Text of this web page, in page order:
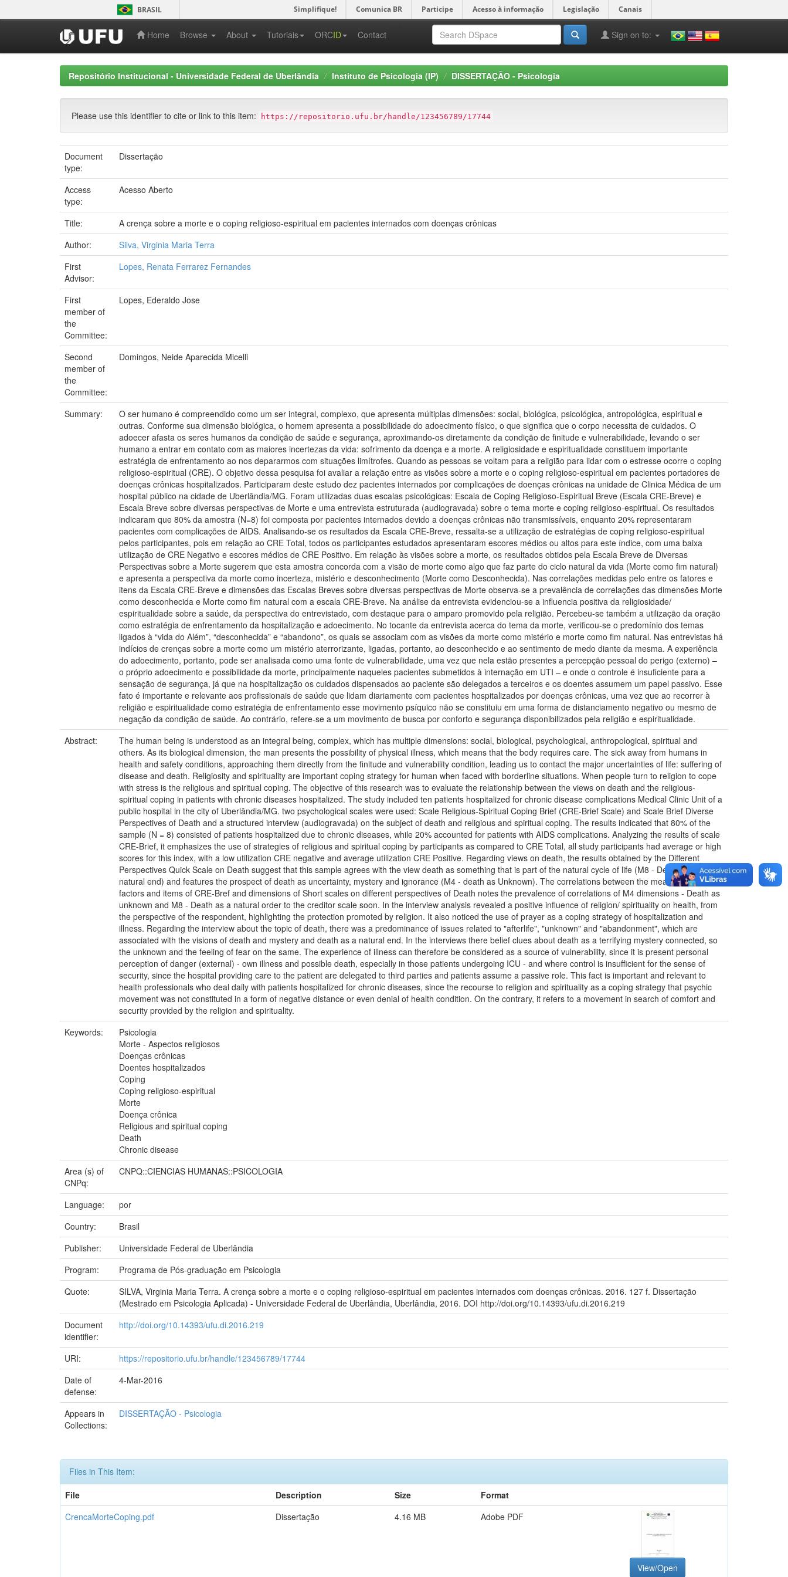
navigation
BRASIL Simplifique! Comunica BR Participe Acesso à informação Legislação Canais
Home Browse About Tutoriais ORCID Contact Sign on to:
Repositório Institucional - Universidade Federal de Uberlândia Instituto de Psicologia (IP) DISSERTAÇÃO - Psicologia
Please use this identifier to cite or link to this item: https://repositorio.ufu.br/handle/123456789/17744
Document
type:
Dissertação
Access
type:
Acesso Aberto
Title:
A crença sobre a morte e o coping religioso-espiritual em pacientes internados com doenças crônicas
Author:
Silva, Virginia Maria Terra
First
Advisor:
Lopes, Renata Ferrarez Fernandes
First
member of
the
Committee:
Lopes, Ederaldo Jose
Second
member of
the
Committee:
Domingos, Neide Aparecida Micelli
Summary:
O ser humano é compreendido como um ser integral, complexo, que apresenta múltiplas dimensões: social, biológica, psicológica, antropológica, espiritual e
outras. Conforme sua dimensão biológica, o homem apresenta a possibilidade do adoecimento físico, o que significa que o corpo necessita de cuidados. O
adoecer afasta os seres humanos da condição de saúde e segurança, aproximando-os diretamente da condição de finitude e vulnerabilidade, levando o ser
humano a entrar em contato com as maiores incertezas da vida: sofrimento da doença e a morte. A religiosidade e espiritualidade constituem importante
estratégia de enfrentamento ao nos depararmos com situações limítrofes. Quando as pessoas se voltam para a religião para lidar com o estresse ocorre o coping
religioso-espiritual (CRE). O objetivo dessa pesquisa foi avaliar a relação entre as visões sobre a morte e o coping religioso-espiritual em pacientes portadores de
doenças crônicas hospitalizados. Participaram deste estudo dez pacientes internados por complicações de doenças crônicas na unidade de Clinica Médica de um
hospital público na cidade de Uberlândia/MG. Foram utilizadas duas escalas psicológicas: Escala de Coping Religioso-Espiritual Breve (Escala CRE-Breve) e
Escala Breve sobre diversas perspectivas de Morte e uma entrevista estruturada (audiogravada) sobre o tema morte e coping religioso-espiritual. Os resultados
indicaram que 80% da amostra (N=8) foi composta por pacientes internados devido a doenças crônicas não transmissíveis, enquanto 20% representaram
pacientes com complicações de AIDS. Analisando-se os resultados da Escala CRE-Breve, ressalta-se a utilização de estratégias de coping religioso-espiritual
pelos participantes, pois em relação ao CRE Total, todos os participantes estudados apresentaram escores médios ou altos para este índice, com uma baixa
utilização de CRE Negativo e escores médios de CRE Positivo. Em relação às visões sobre a morte, os resultados obtidos pela Escala Breve de Diversas
Perspectivas sobre a Morte sugerem que esta amostra concorda com a visão de morte como algo que faz parte do ciclo natural da vida (Morte como fim natural)
e apresenta a perspectiva da morte como incerteza, mistério e desconhecimento (Morte como Desconhecida). Nas correlações medidas pelo entre os fatores e
itens da Escala CRE-Breve e dimensões das Escalas Breves sobre diversas perspectivas de Morte observa-se a prevalência de correlações das dimensões Morte
como desconhecida e Morte como fim natural com a escala CRE-Breve. Na análise da entrevista evidenciou-se a influencia positiva da religiosidade/
espiritualidade sobre a saúde, da perspectiva do entrevistado, com destaque para o amparo promovido pela religião. Percebeu-se também a utilização da oração
como estratégia de enfrentamento da hospitalização e adoecimento. No tocante da entrevista acerca do tema da morte, verificou-se o predomínio dos temas
ligados à “vida do Além”, “desconhecida” e “abandono”, os quais se associam com as visões da morte como mistério e morte como fim natural. Nas entrevistas há
indícios de crenças sobre a morte como um mistério aterrorizante, ligadas, portanto, ao desconhecido e ao sentimento de medo diante da mesma. A experiência
do adoecimento, portanto, pode ser analisada como uma fonte de vulnerabilidade, uma vez que nela estão presentes a percepção pessoal do perigo (externo) –
o próprio adoecimento e possibilidade da morte, principalmente naqueles pacientes submetidos à internação em UTI – e onde o controle é insuficiente para a
sensação de segurança, já que na hospitalização os cuidados dispensados ao paciente são delegados a terceiros e os doentes assumem um papel passivo. Esse
fato é importante e relevante aos profissionais de saúde que lidam diariamente com pacientes hospitalizados por doenças crônicas, uma vez que ao recorrer à
religião e espiritualidade como estratégia de enfrentamento esse movimento psíquico não se constituiu em uma forma de distanciamento negativo ou mesmo de
negação da condição de saúde. Ao contrário, refere-se a um movimento de busca por conforto e segurança disponibilizados pela religião e espiritualidade.
Abstract:
The human being is understood as an integral being, complex, which has multiple dimensions: social, biological, psychological, anthropological, spiritual and
others. As its biological dimension, the man presents the possibility of physical illness, which means that the body requires care. The sick away from humans in
health and safety conditions, approaching them directly from the finitude and vulnerability condition, leading us to contact the major uncertainties of life: suffering of
disease and death. Religiosity and spirituality are important coping strategy for human when faced with borderline situations. When people turn to religion to cope
with stress is the religious and spiritual coping. The objective of this research was to evaluate the relationship between the views on death and the religious-
spiritual coping in patients with chronic diseases hospitalized. The study included ten patients hospitalized for chronic disease complications Medical Clinic Unit of a
public hospital in the city of Uberlândia/MG. two psychological scales were used: Scale Religious-Spiritual Coping Brief (CRE-Brief Scale) and Scale Brief Diverse
Perspectives of Death and a structured interview (audiogravada) on the subject of death and religious and spiritual coping. The results indicated that 80% of the
sample (N = 8) consisted of patients hospitalized due to chronic diseases, while 20% accounted for patients with AIDS complications. Analyzing the results of scale
CRE-Brief, it emphasizes the use of strategies of religious and spiritual coping by participants as compared to CRE Total, all study participants had average or high
scores for this index, with a low utilization CRE negative and average utilization CRE Positive. Regarding views on death, the results obtained by the Different
Perspectives Quick Scale on Death suggest that this sample agrees with the view death as something that is part of the natural cycle of life (M8 - Death as a
natural end) and features the prospect of death as uncertainty, mystery and ignorance (M4 - death as Unknown). The correlations between the measures the
factors and items of CRE-Bref and dimensions of Short scales on different perspectives of Death notes the prevalence of correlations of M4 dimensions - Death as
unknown and M8 - Death as a natural order to the creditor scale soon. In the interview analysis revealed a positive influence of religion/ spirituality on health, from
the perspective of the respondent, highlighting the protection promoted by religion. It also noticed the use of prayer as a coping strategy of hospitalization and
illness. Regarding the interview about the topic of death, there was a predominance of issues related to "afterlife", "unknown" and "abandonment", which are
associated with the visions of death and mystery and death as a natural end. In the interviews there belief clues about death as a terrifying mystery connected, so
the unknown and the feeling of fear on the same. The experience of illness can therefore be considered as a source of vulnerability, since it is present personal
perception of danger (external) - own illness and possible death, especially in those patients undergoing ICU - and where control is insufficient for the sense of
security, since the hospital providing care to the patient are delegated to third parties and patients assume a passive role. This fact is important and relevant to
health professionals who deal daily with patients hospitalized for chronic diseases, since the recourse to religion and spirituality as a coping strategy that psychic
movement was not constituted in a form of negative distance or even denial of health condition. On the contrary, it refers to a movement in search of comfort and
security provided by the religion and spirituality.
Keywords:
Psicologia
Morte - Aspectos religiosos
Doenças crônicas
Doentes hospitalizados
Coping
Coping religioso-espiritual
Morte
Doença crônica
Religious and spiritual coping
Death
Chronic disease
Area (s) of
CNPq:
CNPQ::CIENCIAS HUMANAS::PSICOLOGIA
Language:
por
Country:
Brasil
Publisher:
Universidade Federal de Uberlândia
Program:
Programa de Pós-graduação em Psicologia
Quote:
SILVA, Virginia Maria Terra. A crença sobre a morte e o coping religioso-espiritual em pacientes internados com doenças crônicas. 2016. 127 f. Dissertação
(Mestrado em Psicologia Aplicada) - Universidade Federal de Uberlândia, Uberlândia, 2016. DOI http://doi.org/10.14393/ufu.di.2016.219
Document
identifier:
http://doi.org/10.14393/ufu.di.2016.219
URI:
https://repositorio.ufu.br/handle/123456789/17744
Date of
defense:
4-Mar-2016
Appears in
Collections:
DISSERTAÇÃO - Psicologia
Files in This Item:
File
Description Size
Format
CrencaMorteCoping.pdf
Dissertação 4.16 MB Adobe PDF
View/Open